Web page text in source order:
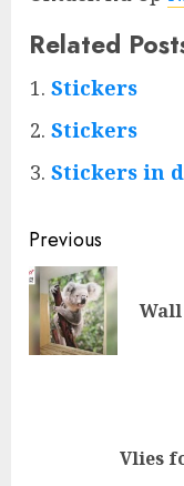
Related
Stickers
Stickers
Stickers in
Post
navigation
Previous
Vlies